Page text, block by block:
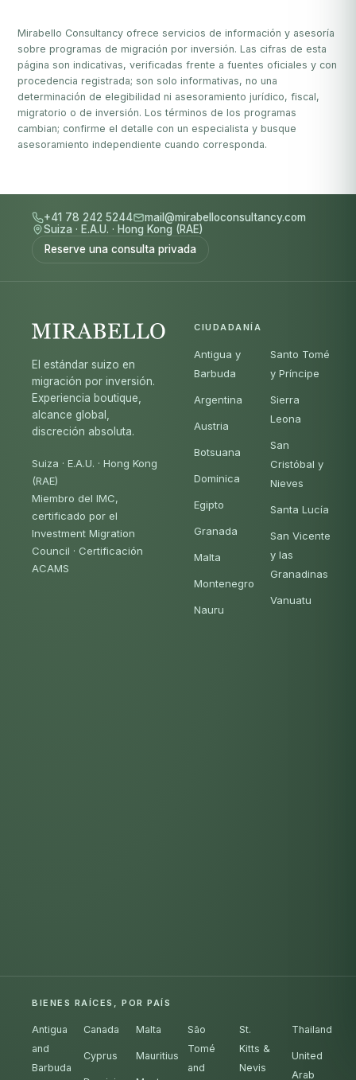
Mirabello Consultancy ofrece servicios de información y asesoría
sobre programas de migración por inversión. Las cifras de esta
página son indicativas, verificadas frente a fuentes oficiales y con
procedencia registrada; son solo informativas, no una
determinación de elegibilidad ni asesoramiento jurídico, fiscal,
migratorio o de inversión. Los términos de los programas
cambian; confirme el detalle con un especialista y busque
asesoramiento independiente cuando corresponda.
+41 78 242 5244
mail@mirabelloconsultancy.com
Suiza · E.A.U. · Hong Kong (RAE)
Reserve una consulta privada
El estándar suizo en
migración por inversión.
Experiencia boutique,
alcance global,
discreción absoluta.
Suiza · E.A.U. · Hong Kong
(RAE)
Miembro del IMC,
certificado por el
Investment Migration
Council · Certificación
ACAMS
CIUDADANÍA
Antigua y
Barbuda
Argentina
Austria
Botsuana
Dominica
Egipto
Granada
Malta
Montenegro
Nauru
Santo Tomé
y Príncipe
Sierra
Leona
San
Cristóbal y
Nieves
Santa Lucía
San Vicente
y las
Granadinas
Vanuatu
BIENES RAÍCES, POR PAÍS
Antigua
and
Barbuda
Canada
Cyprus
Malta
Mauritius
São
Tomé
and
St.
Kitts &
Nevis
Thailand
United
Arab